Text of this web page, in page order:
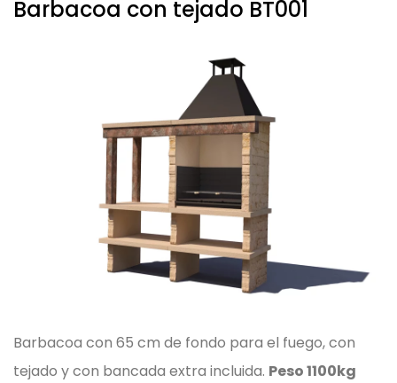
Barbacoa con tejado BT001
Barbacoa con 65 cm de fondo para el fuego, con
tejado y con bancada extra incluida. Peso 1100kg